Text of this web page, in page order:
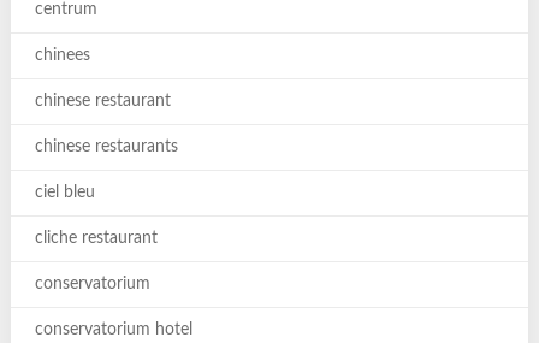
centrum
chinees
chinese restaurant
chinese restaurants
ciel bleu
cliche restaurant
conservatorium
conservatorium hotel